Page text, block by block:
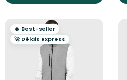
🔥 Best-seller
🚀 Délais express